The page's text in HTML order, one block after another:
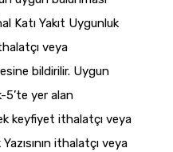
Katı Yakıt Uygunluk
veya
bildirilir. Uygun
5’te yer alan
keyfiyet ithalatçı veya
ithalatçı veya